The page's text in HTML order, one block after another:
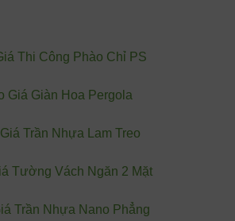
Thi Công Phào Chỉ PS
Giá Giàn Hoa Pergola
Trần Nhựa Lam Treo
Tường Vách Ngăn 2 Mặt
Trần Nhựa Nano Phẳng